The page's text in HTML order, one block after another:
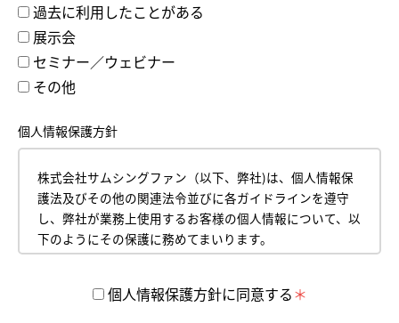
過去に利用したことがある
展示会
セミナー／ウェビナー
その他
個人情報保護方針
株式会社サムシングファン（以下、弊社)は、個人情報保
護法及びその他の関連法令並びに各ガイドラインを遵守
し、弊社が業務上使用するお客様の個人情報について、以
下のようにその保護に務めてまいります。
平成18年4月１日
代表取締役 薮本直樹個人情報保護方針に同意する